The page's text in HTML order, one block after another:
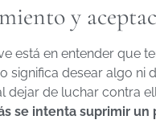
y
está en entender que
significa desear algo ni
dejar de luchar contra
se intenta suprimir un